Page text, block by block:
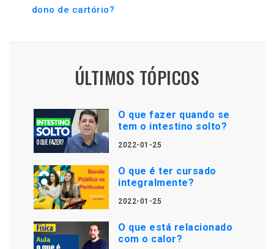
dono de cartório?
ÚLTIMOS TÓPICOS
O que fazer quando se
tem o intestino solto?
2022-01-25
O que é ter cursado
integralmente?
2022-01-25
O que está relacionado
com o calor?